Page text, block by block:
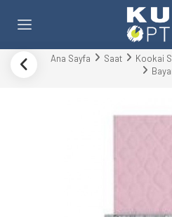
Ana Sayfa Saat Kookai